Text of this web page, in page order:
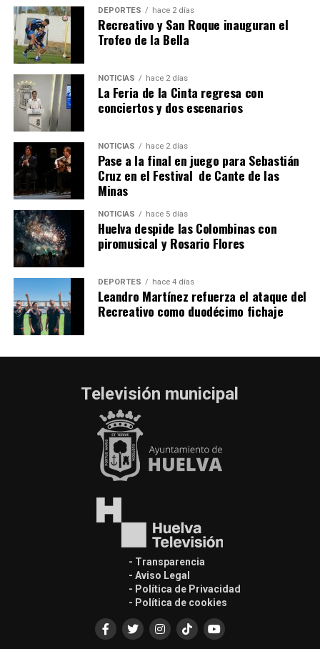
SEXTA CORRIDA DE LAS FIESTAS COLOMBINAS
2026
hace 5 días· Huelvatv
DEPORTES hace 2 días
Recreativo y San Roque inauguran el
Trofeo de la Bella
NOTICIAS hace 2 días
La Feria de la Cinta regresa con
conciertos y dos escenarios
NOTICIAS hace 2 días
Pase a la final en juego para Sebastián
Cruz en el Festival de Cante de las
Minas
NOTICIAS hace 5 días
Huelva despide las Colombinas con
piromusical y Rosario Flores
DEPORTES hace 4 días
Leandro Martínez refuerza el ataque del
Recreativo como duodécimo fichaje
Televisión municipal
- Transparencia
- Aviso Legal
- Política de Privacidad
- Política de cookies